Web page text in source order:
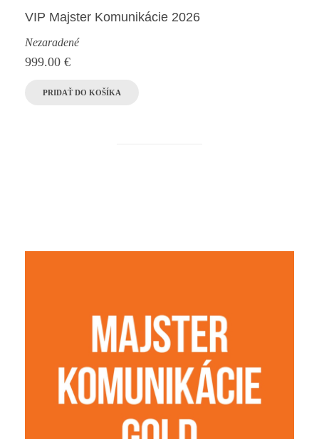
VIP Majster Komunikácie 2026
Nezaradené
999.00 €
PRIDAŤ DO KOŠÍKA